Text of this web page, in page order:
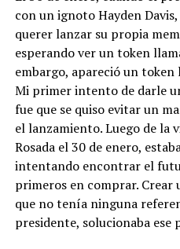
con un ignoto Hayden
querer lanzar su propia
esperando ver un token
embargo, apareció un token
Mi primer intento de darle
fue que se quiso evitar un
el lanzamiento. Luego de la
Rosada el 30 de enero,
intentando encontrar el
primeros en comprar. Crear
que no tenía ninguna
presidente, solucionaba ese